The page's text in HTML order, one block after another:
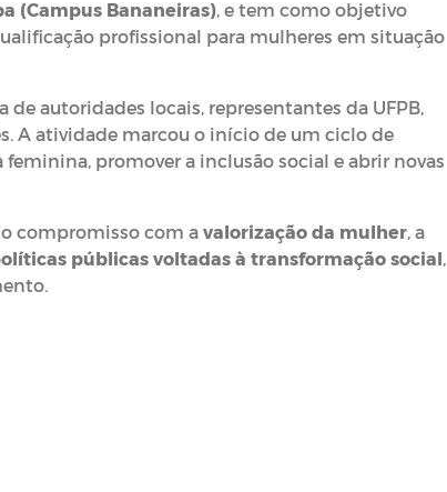
(Campus Bananeiras), e tem como objetivo
profissional para mulheres em situação
autoridades locais, representantes da UFPB,
A atividade marcou o início de um ciclo de
promover a inclusão social e abrir novas
compromisso com a valorização da mulher, a
públicas voltadas à transformação social,